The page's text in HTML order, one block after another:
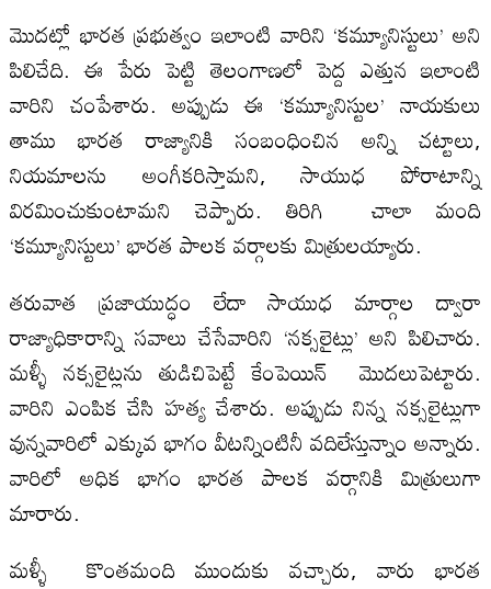
మొదట్లో భారత ప్రభుత్వం ఇలాంటి వారిని ‘కమ్యూనిస్టులు’ అని
పిలిచేది. ఈ పేరు పెట్టి తెలంగాణలో పెద్ద ఎత్తున ఇలాంటి
వారిని చంపేశారు. అప్పుడు ఈ ‘కమ్యూనిస్టుల’ నాయకులు
తాము భారత రాజ్యానికి సంబంధించిన అన్ని చట్టాలు,
నియమాలను అంగీకరిస్తామని, సాయుధ పోరాటాన్ని
విరమించుకుంటామని చెప్పారు. తిరిగి చాలా మంది
‘కమ్యూనిస్టులు’ భారత పాలక వర్గాలకు మిత్రులయ్యారు.
తరువాత ప్రజాయుద్ధం లేదా సాయుధ మార్గాల ద్వారా
రాజ్యాధికారాన్ని సవాలు చేసేవారిని ‘నక్సలైట్లు’ అని పిలిచారు.
మళ్ళీ నక్సలైట్లను తుడిచిపెట్టే కేంపెయిన్ మొదలుపెట్టారు.
వారిని ఎంపిక చేసి హత్య చేశారు. అప్పుడు నిన్న నక్సలైట్లుగా
వున్నవారిలో ఎక్కువ భాగం వీటన్నింటినీ వదిలేస్తున్నాం అన్నారు.
వారిలో అధిక భాగం భారత పాలక వర్గానికి మిత్రులుగా
మారారు.
మళ్ళీ కొంతమంది ముందుకు వచ్చారు, వారు భారత